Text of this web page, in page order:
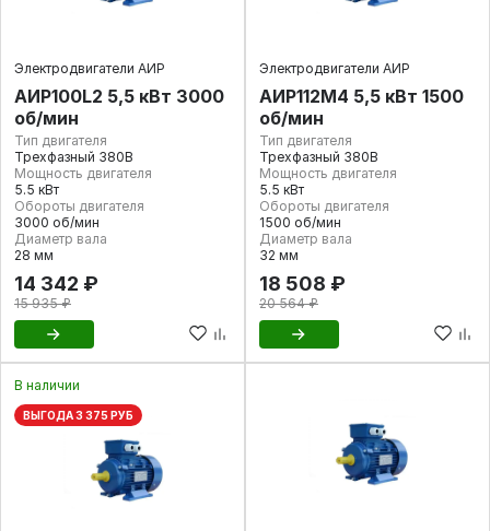
Электродвигатели АИР
АИР100L2 5,5 кВт 3000
об/мин
Тип двигателя
Трехфазный 380В
Мощность двигателя
5.5 кВт
Обороты двигателя
3000 об/мин
Диаметр вала
28 мм
14 342 ₽
15 935 ₽
Электродвигатели АИР
АИР112М4 5,5 кВт 1500
об/мин
Тип двигателя
Трехфазный 380В
Мощность двигателя
5.5 кВт
Обороты двигателя
1500 об/мин
Диаметр вала
32 мм
18 508 ₽
20 564 ₽
В наличии
ВЫГОДА 3 375 РУБ